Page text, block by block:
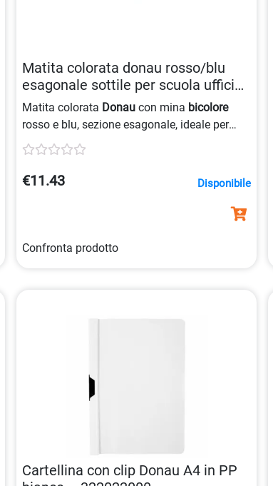
Matita colorata donau rosso/blu
esagonale sottile per scuola ufficio
9004546527701
Matita colorata Donau con mina bicolore
rosso e blu, sezione esagonale, ideale per
scuola eufficio
€11.43 Disponibile
Confronta prodotto
Cartellina con clip Donau A4 in PP